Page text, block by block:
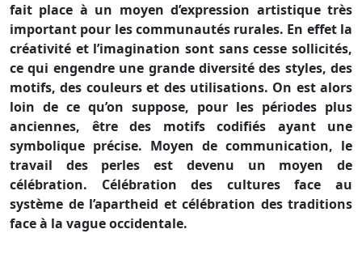
fait place à un moyen d’expression artistique très
important pour les communautés rurales. En effet la
créativité et l’imagination sont sans cesse sollicités,
ce qui engendre une grande diversité des styles, des
motifs, des couleurs et des utilisations. On est alors
loin de ce qu’on suppose, pour les périodes plus
anciennes, être des motifs codifiés ayant une
symbolique précise. Moyen de communication, le
travail des perles est devenu un moyen de
célébration. Célébration des cultures face au
système de l’apartheid et célébration des traditions
face à la vague occidentale.